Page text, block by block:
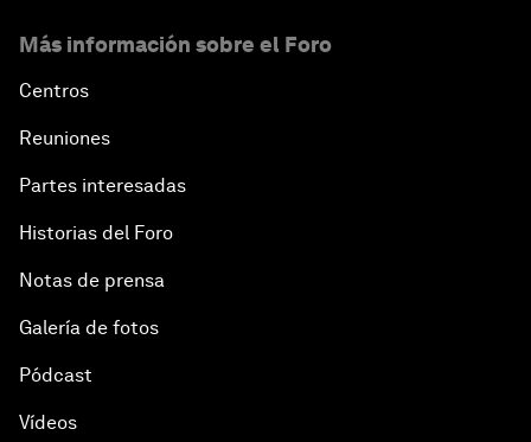
Más información sobre el Foro
Centros
Reuniones
Partes interesadas
Historias del Foro
Notas de prensa
Galería de fotos
Pódcast
Vídeos